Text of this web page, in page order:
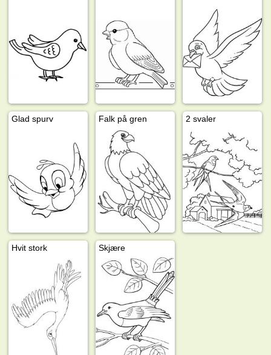
Glad spurv Falk på gren 2 svaler
Hvit stork Skjære